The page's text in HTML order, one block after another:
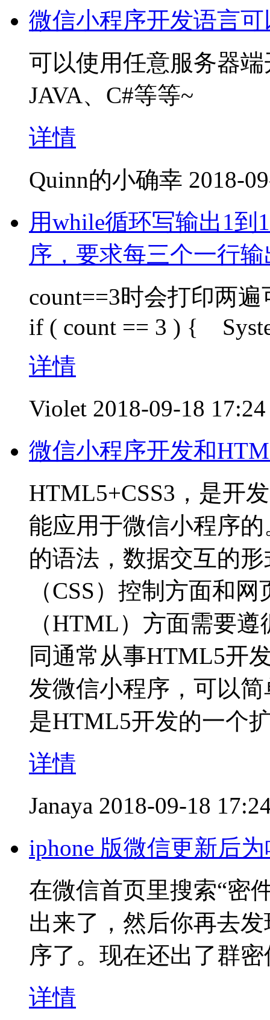
微信小程序开发语言
可以使用任意服务器
JAVA、C#等等~
详情
Quinn的小确幸 2018-
用while循环写输出1到
序，要求每三个一行输
count==3时会打印两
if ( count == 3 ) {
详情
Violet 2018-09-18 17:24
微信小程序开发和
HTML5+CSS3，是开
能应用于微信小程序
的语法，数据交互的
（CSS）控制方面和
（HTML）方面需要
同通常从事HTML5开
发微信小程序，可以
是HTML5开发的一个
详情
Janaya 2018-09-18
iphone 版微信更新后
在微信首页里搜索“密
出来了，然后你再去
序了。现在还出了群
详情